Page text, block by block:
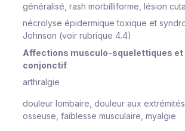
généralisé, rash morbilliforme, lésion
nécrolyse épidermique toxique et
Johnson (voir rubrique 4.4)
Affections musculo-squelettiques et
conjonctif
arthralgie
douleur lombaire, douleur aux
osseuse, faiblesse musculaire, myalgie